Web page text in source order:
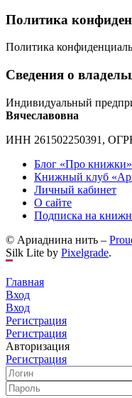
Политика
Политика
Сведения о
Индивидуальный
Вячеславовна
ИНН 261502250391,
Блог «Про книжки»
Книжный клуб
Личный кабинет
О сайте
Подписка на
© Ариаднина нить –
Silk Lite by Pixelgrade.
Главная
Вход
Вход
Регистрация
Регистрация
Авторизация
Регистрация